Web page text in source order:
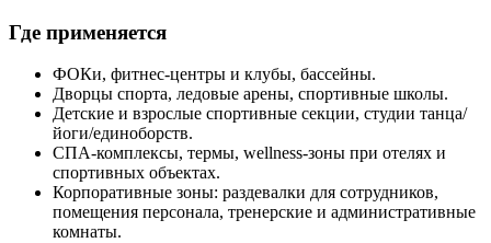
Где применяется
ФОКи, фитнес-центры и клубы, бассейны.
Дворцы спорта, ледовые арены, спортивные школы.
Детские и взрослые спортивные секции, студии танца/
йоги/единоборств.
СПА-комплексы, термы, wellness-зоны при отелях и
спортивных объектах.
Корпоративные зоны: раздевалки для сотрудников,
помещения персонала, тренерские и административные
комнаты.